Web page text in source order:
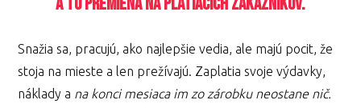
Snažia sa, pracujú, ako najlepšie vedia, ale majú pocit, že
stoja na mieste a len prežívajú. Zaplatia svoje výdavky,
náklady a na konci mesiaca im zo zárobku neostane nič.